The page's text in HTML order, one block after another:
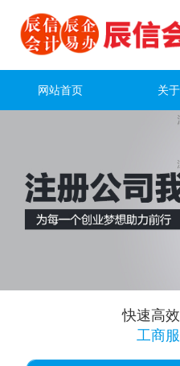
网站首页 关
快速高
工商